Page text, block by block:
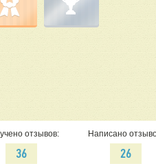
отзывов:
36
Написано
26